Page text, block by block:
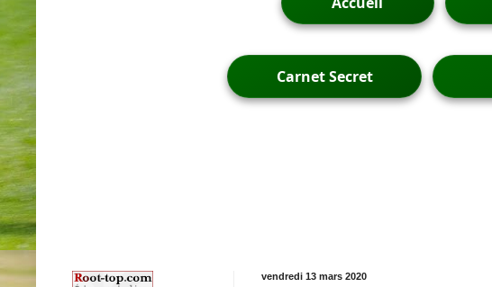
Carnet Secret
vendredi 13 mars 2020